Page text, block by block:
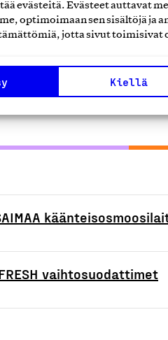
evästeitä. Evästeet auttavat
optimoimaan sen sisältöjä ja
jotta sivut toimisivat
Kiellä
tai
vaihtosuodattimet